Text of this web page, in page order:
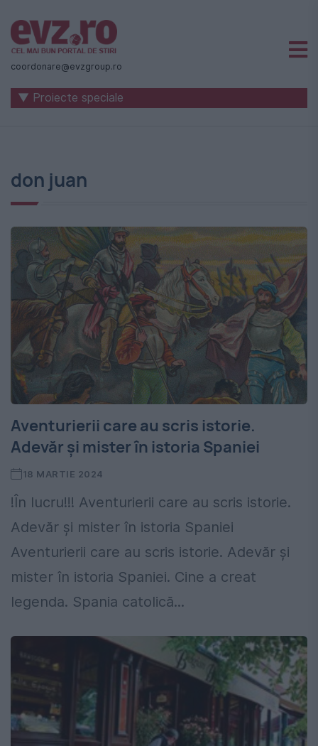
Știri
naționale
internaționale
-
Evenimentul
Zilei
coordonare@evzgroup.ro
▼ Proiecte speciale
don juan
Aventurierii care au scris istorie.
Adevăr și mister în istoria Spaniei
18 MARTIE 2024
!În lucru!!! Aventurierii care au scris istorie.
Adevăr și mister în istoria Spaniei
Aventurierii care au scris istorie. Adevăr și
mister în istoria Spaniei. Cine a creat
legenda. Spania catolică...